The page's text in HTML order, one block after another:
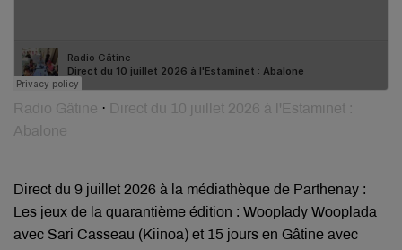
Radio Gâtine · Direct du 10 juillet 2026 à l'Estaminet :
Abalone
Direct du 9 juillet 2026 à la médiathèque de Parthenay :
Les jeux de la quarantième édition : Wooplady Wooplada
avec Sari Casseau (Kiinoa) et 15 jours en Gâtine avec